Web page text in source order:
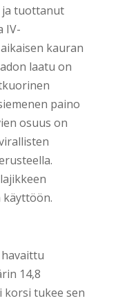
ja tuottanut
IV-
kauran
laatu on
paino
osuus on
14,8
korsi tukee sen